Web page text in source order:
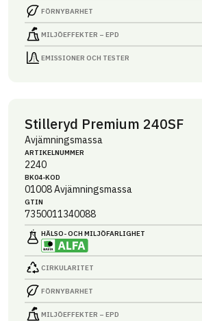
FÖRNYBARHET
MILJÖEFFEKTER – EPD
EMISSIONER OCH TESTER
Stilleryd Premium 240SF
Avjämningsmassa
ARTIKEL­NUMMER
2240
BK04-KOD
01008Avjämningsmassa
GTIN
7350011340088
HÄLSO- OCH MILJÖ­FARLIGHET
CIRKULARITET
FÖRNYBARHET
MILJÖEFFEKTER – EPD